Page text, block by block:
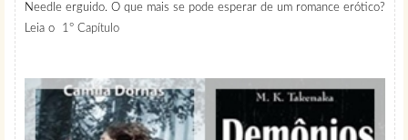
Needle erguido. O que mais se pode esperar de um romance erótico?
Leia o 1° Capítulo